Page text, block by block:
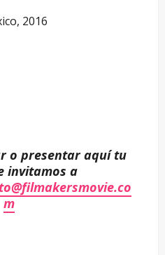
2016
o presentar aquí tu
invitamos a
m